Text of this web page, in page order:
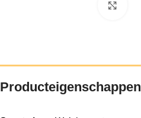
Producteigenschappen